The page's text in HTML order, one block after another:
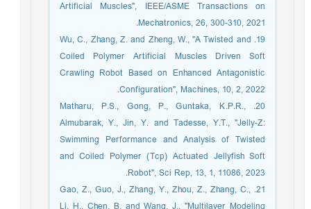
Artificial Muscles", IEEE/ASME Transactions on
Mechatronics, 26, 300-310, 2021.
19. Wu, C., Zhang, Z. and Zheng, W., "A Twisted and
Coiled Polymer Artificial Muscles Driven Soft
Crawling Robot Based on Enhanced Antagonistic
Configuration", Machines, 10, 2, 2022.
20. Matharu, P.S., Gong, P., Guntaka, K.P.R.,
Almubarak, Y., Jin, Y. and Tadesse, Y.T., "Jelly-Z:
Swimming Performance and Analysis of Twisted
and Coiled Polymer (Tcp) Actuated Jellyfish Soft
Robot", Sci Rep, 13, 1, 11086, 2023.
21. Gao, Z., Guo, J., Zhang, Y., Zhou, Z., Zhang, C.,